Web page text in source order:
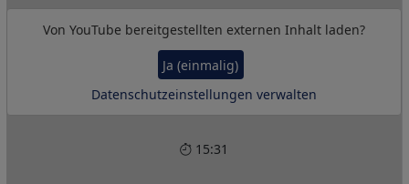
Von YouTube bereitgestellten externen Inhalt laden?
Ja (einmalig)
Datenschutzeinstellungen verwalten
15:31